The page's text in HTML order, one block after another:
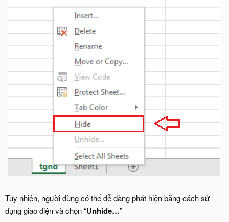
Tuy nhiên, người dùng có thể dễ dàng phát hiện bằng cách sử
dụng giao diện và chọn “Unhide…”